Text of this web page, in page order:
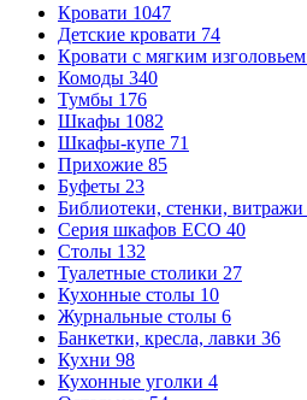
Кровати 1047
Детские кровати 74
Кровати с мягким изголовьем
Комоды 340
Тумбы 176
Шкафы 1082
Шкафы-купе 71
Прихожие 85
Буфеты 23
Библиотеки, стенки, витражи
Серия шкафов ECO 40
Столы 132
Туалетные столики 27
Кухонные столы 10
Журнальные столы 6
Банкетки, кресла, лавки 36
Кухни 98
Кухонные уголки 4